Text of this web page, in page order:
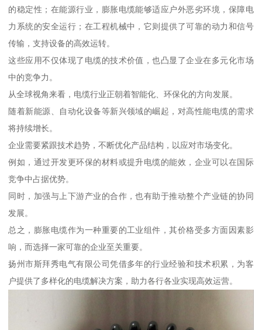
的稳定性；在能源行业，膨胀电缆能够适应户外恶劣环境，保障电
力系统的安全运行；在工程机械中，它则提供了可靠的动力和信号
传输，支持设备的高效运转。
这些应用不仅体现了电缆的技术价值，也凸显了企业在多元化市场
中的竞争力。
从全球视角来看，电缆行业正朝着智能化、环保化的方向发展。
随着新能源、自动化设备等新兴领域的崛起，对高性能电缆的需求
将持续增长。
企业需要紧跟技术趋势，不断优化产品结构，以应对市场变化。
例如，通过开发更环保的材料或提升电缆的能效，企业可以在国际
竞争中占据优势。
同时，加强与上下游产业的合作，也有助于推动整个产业链的协同
发展。
总之，膨胀电缆作为一种重要的工业组件，其价格受多方面因素影
响，而选择一家可靠的企业至关重要。
扬州市斯拜秀电气有限公司凭借多年的行业经验和技术积累，为客
户提供了多样化的电缆解决方案，助力各行各业实现高效运营。